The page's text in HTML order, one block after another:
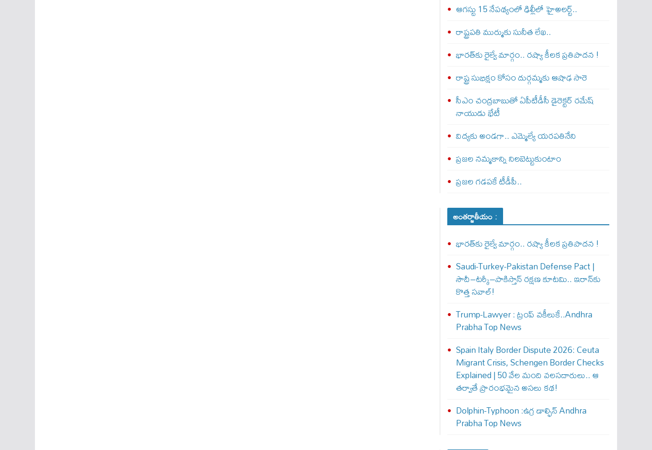
ఆగస్టు 15 నేపథ్యంలో ఢిల్లీలో హైఅలర్ట్..
రాష్ట్రపతి ముర్ముకు సునీత లేఖ..
భారత్‌కు రైల్వే మార్గం.. రష్యా కీలక ప్రతిపాదన !
రాష్ట్ర సుభిక్షం కోసం దుర్గమ్మకు ఆషాఢ సారె
సీఎం చంద్రబాబుతో ఏపీటీడీసీ డైరెక్టర్‌ రమేష్‌
నాయుడు భేటీ
విద్యకు అండగా.. ఎమ్మెల్యే యరపతినేని
ప్రజల నమ్మకాన్ని నిలబెట్టుకుంటాం
ప్రజల గడపకే టీడీపీ..
అంతర్జాతీయం :
భారత్‌కు రైల్వే మార్గం.. రష్యా కీలక ప్రతిపాదన !
Saudi-Turkey-Pakistan Defense Pact |
సౌదీ–టర్కీ–పాకిస్తాన్ రక్షణ కూటమి.. ఇరాన్‌కు
కొత్త సవాల్!
Trump-Lawyer : ట్రంప్ వ‌కీలుకే..Andhra
Prabha Top News
Spain Italy Border Dispute 2026: Ceuta
Migrant Crisis, Schengen Border Checks
Explained | 50 వేల మంది వలసదారులు.. ఆ
తర్వాతే ప్రారంభ‌మైన అసలు కథ!
Dolphin-Typhoon :ఉగ్ర డాల్ఫిన్ Andhra
Prabha Top News